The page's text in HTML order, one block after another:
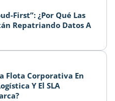
First”: ¿Por Qué Las
Repatriando Datos A
Flota Corporativa En
Y El SLA